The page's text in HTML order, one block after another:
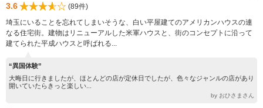
3.6
(89件)
埼玉にいることを忘れてしまいそうな、白い平屋建てのアメリカンハウスの連
なる住宅街。建物はリニューアルした米軍ハウスと、街のコンセプトに沿って
建てられた平成ハウスと呼ばれる...
“異国体験”
大晦日に行きましたが、ほとんどの店が定休日でしたが、色々なジャンルの店があり
開いていたらきっと楽しい...
by おひさまさん